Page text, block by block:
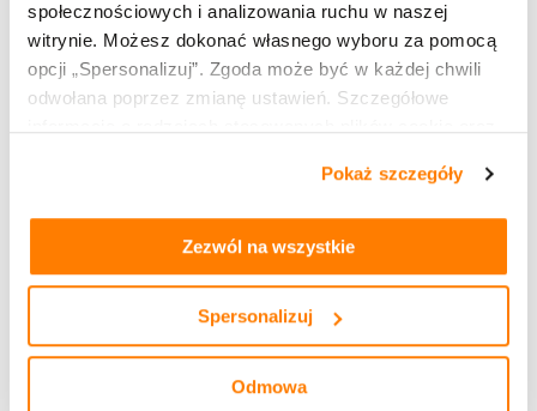
społecznościowych i analizowania ruchu w naszej
witrynie. Możesz dokonać własnego wyboru za pomocą
opcji „Spersonalizuj”. Zgoda może być w każdej chwili
odwołana poprzez zmianę ustawień. Szczegółowe
tym, jak korzystasz z naszej witryny, znajdziesz w
prywatności i cookies.
Pokaż szczegóły
Zezwól na wszystkie
Spersonalizuj
Odmowa
Telefon